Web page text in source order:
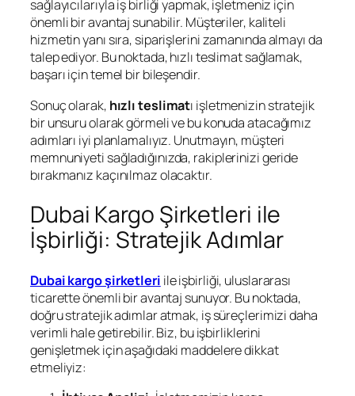
sağlayıcılarıyla iş birliği yapmak, işletmeniz için
önemli bir avantaj sunabilir. Müşteriler, kaliteli
hizmetin yanı sıra, siparişlerini zamanında almayı da
talep ediyor. Bu noktada, hızlı teslimat sağlamak,
başarı için temel bir bileşendir.
Sonuç olarak, hızlı teslimatı işletmenizin stratejik
bir unsuru olarak görmeli ve bu konuda atacağımız
adımları iyi planlamalıyız. Unutmayın, müşteri
memnuniyeti sağladığınızda, rakiplerinizi geride
bırakmanız kaçınılmaz olacaktır.
Dubai Kargo Şirketleri ile
İşbirliği: Stratejik Adımlar
Dubai kargo şirketleri ile işbirliği, uluslararası
ticarette önemli bir avantaj sunuyor. Bu noktada,
doğru stratejik adımlar atmak, iş süreçlerimizi daha
verimli hale getirebilir. Biz, bu işbirliklerini
genişletmek için aşağıdaki maddelere dikkat
etmeliyiz: